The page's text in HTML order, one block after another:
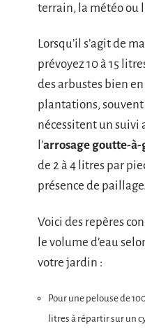
terrain, la météo ou
Lorsqu’il s’agit de
prévoyez 10 à 15
des arbustes bien
plantations,
nécessitent un suivi
l’arrosage goutte-
de 2 à 4 litres par
présence de paillage.
Voici des repères
le volume d’eau
votre jardin :
Pour une pelouse de
litres à répartir sur un